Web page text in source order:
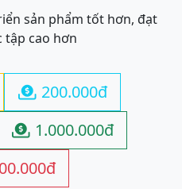
sản phẩm tốt hơn, đạt
tập cao hơn
 200.000đ
 1.000.000đ